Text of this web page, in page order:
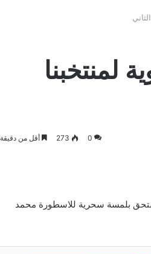
قوية لمنتخبنا
0
273 أقل من دقيقة
مستحق بلمسة سحرية للاسطورة محمد